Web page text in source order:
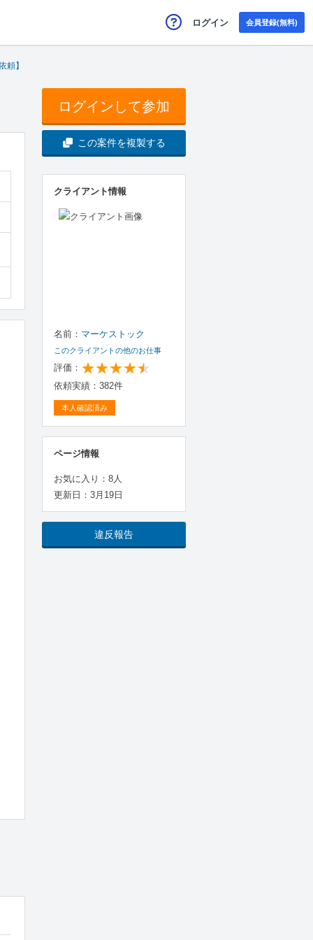
ログイン 会員登録(無料)
頼】
ログインして参加
この案件を複製する
クライアント情報
名前： マーケストック
このクライアントの他のお仕事
評価：
依頼実績：382件
本人確認済み
ページ情報
お気に入り：8人
更新日：3月19日
違反報告